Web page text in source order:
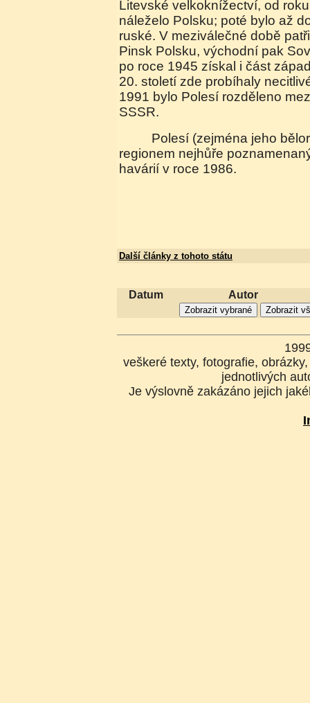
Litevské velkoknížectví, od
náleželo Polsku; poté bylo až
ruské. V meziválečné době
Pinsk Polsku, východní pak
po roce 1945 získal i část
20. století zde probíhaly
1991 bylo Polesí rozděleno
SSSR.
Polesí (zejména jeho běloruská část) je
regionem nejhůře
havárií v roce 1986.
Další články z tohoto státu
Datum Autor
veškeré texty, fotografie,
jednotlivých
Je výslovně zakázáno jejich